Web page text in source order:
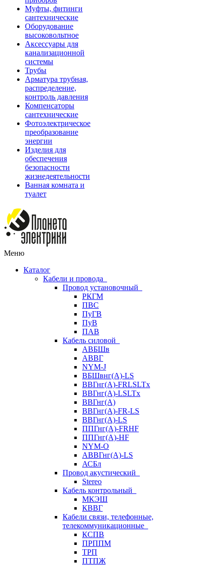
Муфты, фитинги
сантехнические
Оборудование
высоковольтное
Аксессуары для
канализационной
системы
Трубы
Арматура трубная,
распределение,
контроль давления
Компенсаторы
сантехнические
Фотоэлектрическое
преобразование
энергии
Изделия для
обеспечения
безопасности
жизнедеятельности
Ванная комната и
туалет
Меню
Каталог
Кабели и провода
Провод установочный
РКГМ
ПВС
ПуГВ
ПуВ
ПАВ
Кабель силовой
АВБШв
АВВГ
NYM-J
ВБШвнг(А)-LS
ВВГнг(A)-FRLSLTx
ВВГнг(A)-LSLTx
ВВГнг(А)
ВВГнг(А)-FR-LS
ВВГнг(А)-LS
ППГнг(А)-FRHF
ППГнг(А)-HF
NYM-O
АВВГнг(А)-LS
АСБл
Провод акустический
Stereo
Кабель контрольный
МКЭШ
КВВГ
Кабели связи, телефонные,
телекоммуникационные
КСПВ
ПРППМ
ТРП
ПТПЖ